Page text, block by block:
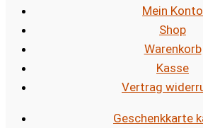
Mein Konto
Shop
Warenkorb
Kasse
Vertrag
Geschenkkarte